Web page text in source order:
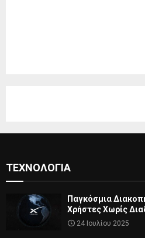
ΤΕΧΝΟΛΟΓΊΑ
Παγκόσμια
Χρήστες Χωρίς
24 Ιουλίου 2025